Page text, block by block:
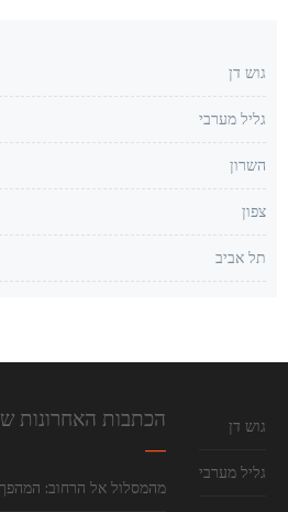
גוש דן
גליל מערבי
השרון
צפון
תל אביב
גוש דן
גליל מערבי
הכתבות האחרונות
מהמסלול אל הרחוב: